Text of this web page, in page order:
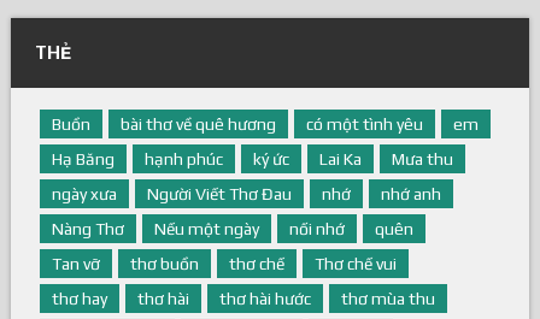
THẺ
Buồn bài thơ về quê hương có một tình yêu
em
Hạ Băng
hạnh phúc ký ức Lai Ka
Mưa thu
ngày xưa
Người Viết Thơ Đau nhớ
nhớ anh
Nàng Thơ
Nếu một ngày nối nhớ
quên
Tan vỡ
thơ buồn thơ chế
Thơ chế vui
thơ hay
thơ hài thơ hài hước
thơ mùa thu